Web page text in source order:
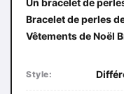
Un bracelet de
Bracelet de perles
Vêtements de Noël
Style: